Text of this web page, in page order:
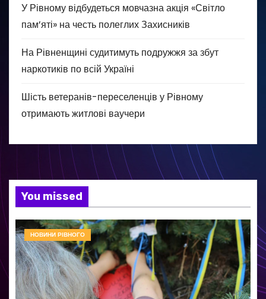
У Рівному відбудеться мовчазна акція «Світло
пам’яті» на честь полеглих Захисників
На Рівненщині судитимуть подружжя за збут
наркотиків по всій Україні
Шість ветеранів-переселенців у Рівному
отримають житлові ваучери
You missed
НОВИНИ РІВНОГО